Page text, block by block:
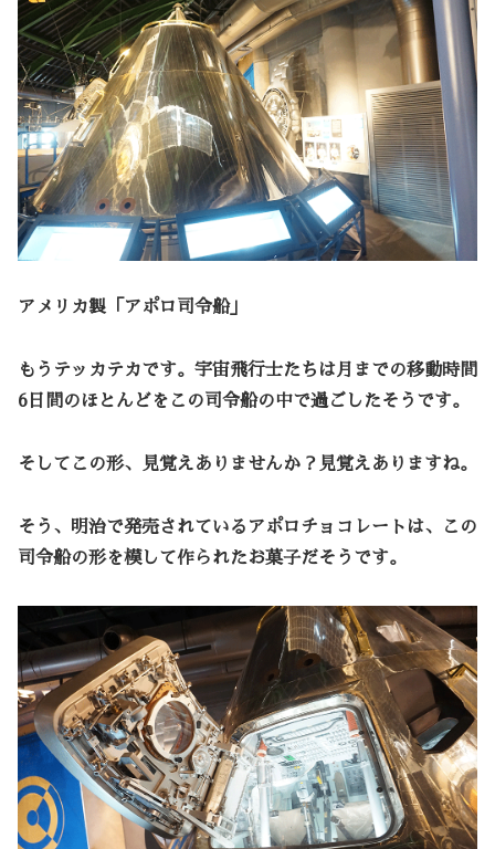
アメリカ製「アポロ司令船」
もうテッカテカです。宇宙飛行士たちは月までの移動時間
6日間のほとんどをこの司令船の中で過ごしたそうです。
そしてこの形、見覚えありませんか？見覚えありますね。
そう、明治で発売されているアポロチョコレートは、この
司令船の形を模して作られたお菓子だそうです。